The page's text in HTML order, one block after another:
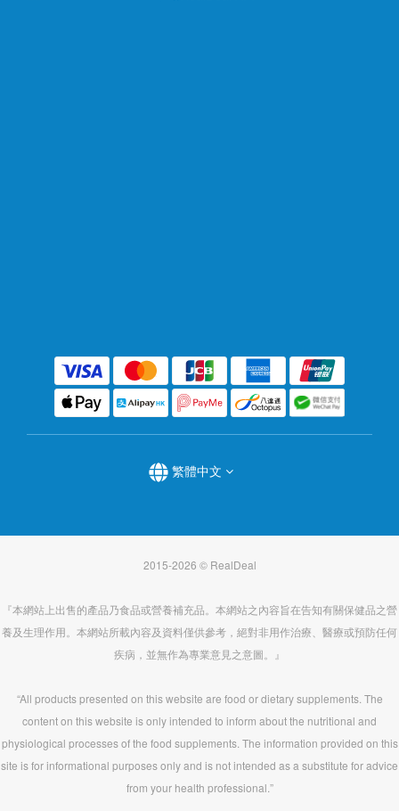
繁體中文
2015-2026 © RealDeal
『本網站上出售的產品乃食品或營養補充品。本網站之內容旨在告知有關保健品之營
養及生理作用。本網站所載內容及資料僅供參考，絕對非用作治療、醫療或預防任何
疾病，並無作為專業意見之意圖。』
“All products presented on this website are food or dietary supplements. The
content on this website is only intended to inform about the nutritional and
physiological processes of the food supplements. The information provided on this
site is for informational purposes only and is not intended as a substitute for advice
from your health professional.”